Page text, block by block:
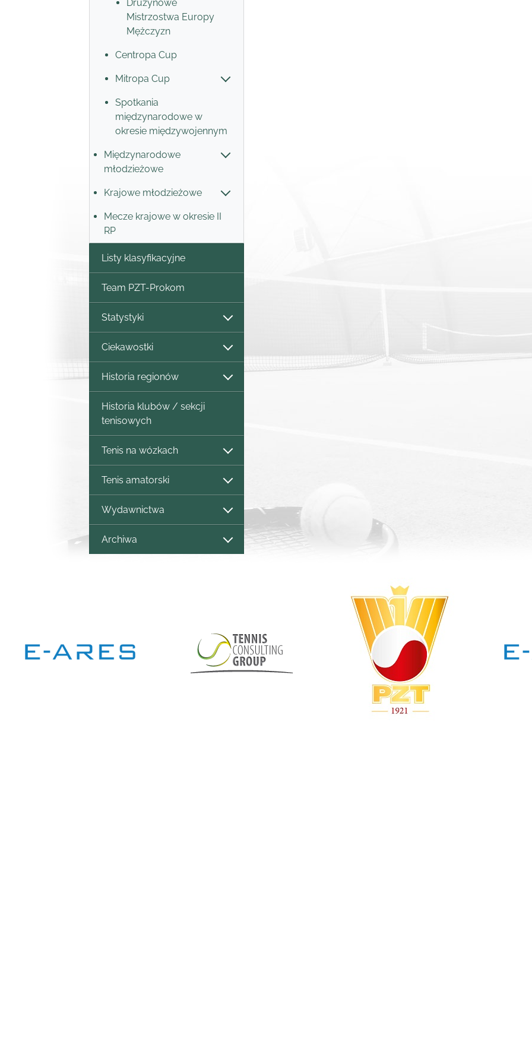
Drużynowe
Mistrzostwa Europy
Mężczyzn
Centropa Cup
Mitropa Cup
Spotkania
międzynarodowe w
okresie międzywojennym
Międzynarodowe
młodzieżowe
Krajowe młodzieżowe
Mecze krajowe w okresie II
RP
Listy klasyfikacyjne
Team PZT-Prokom
Statystyki
Ciekawostki
Historia regionów
Historia klubów / sekcji
tenisowych
Tenis na wózkach
Tenis amatorski
Wydawnictwa
Archiwa